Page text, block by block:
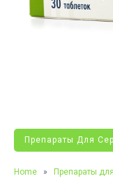
Препараты Для
Home »
Препараты